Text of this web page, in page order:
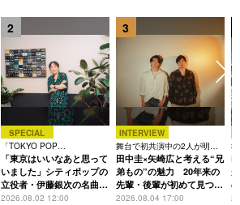
2
SPECIAL
「TOKYO POP
CHRONICLE」特集
「東京はいいなあと思って
いました」シティポップの
立役者・伊藤銀次の名曲回
想録
2026.08.02 12:00
3
INTERVIEW
舞台で初共演中の2人が明か
す、今の自分をつくる恩人の
存在
田中圭×矢崎広と考える“兄
弟もの”の魅力 20年来の
先輩・後輩が初めて見つけ
た互いの共通点とは
2026.08.04 17:00
3